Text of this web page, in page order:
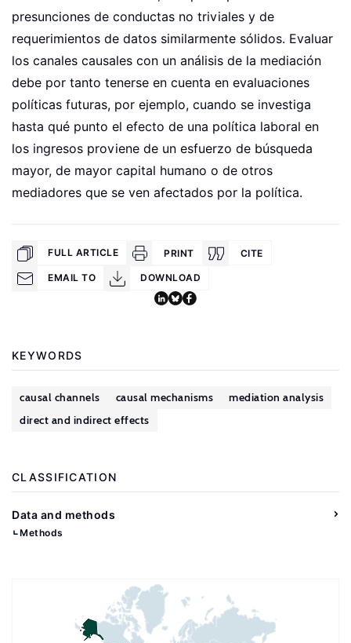
presunciones de conductas no triviales y de
requerimientos de datos similarmente sólidos. Evaluar
los canales causales con un análisis de la mediación
debe por tanto tenerse en cuenta en evaluaciones
políticas futuras, por ejemplo, cuando se investiga
hasta qué punto el efecto de una política laboral en
los ingresos proviene de un esfuerzo de búsqueda
mayor, de mayor capital humano o de otros
mediadores que se ven afectados por la política.
FULL ARTICLE PRINT CITE
EMAIL TO DOWNLOAD
KEYWORDS
causal channels causal mechanisms
mediation analysis
direct and indirect effects
CLASSIFICATION
Data and methods
Methods